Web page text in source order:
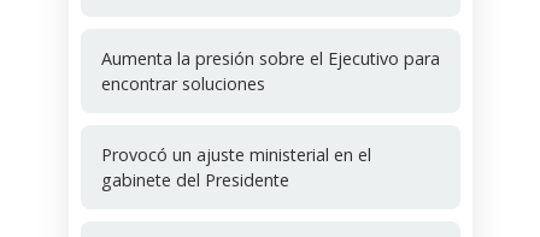
Aumenta la presión sobre el Ejecutivo para
encontrar soluciones
Provocó un ajuste ministerial en el
gabinete del Presidente